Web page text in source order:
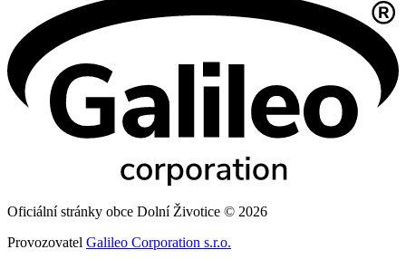
Oficiální stránky obce Dolní Životice © 2026
Provozovatel Galileo Corporation s.r.o.